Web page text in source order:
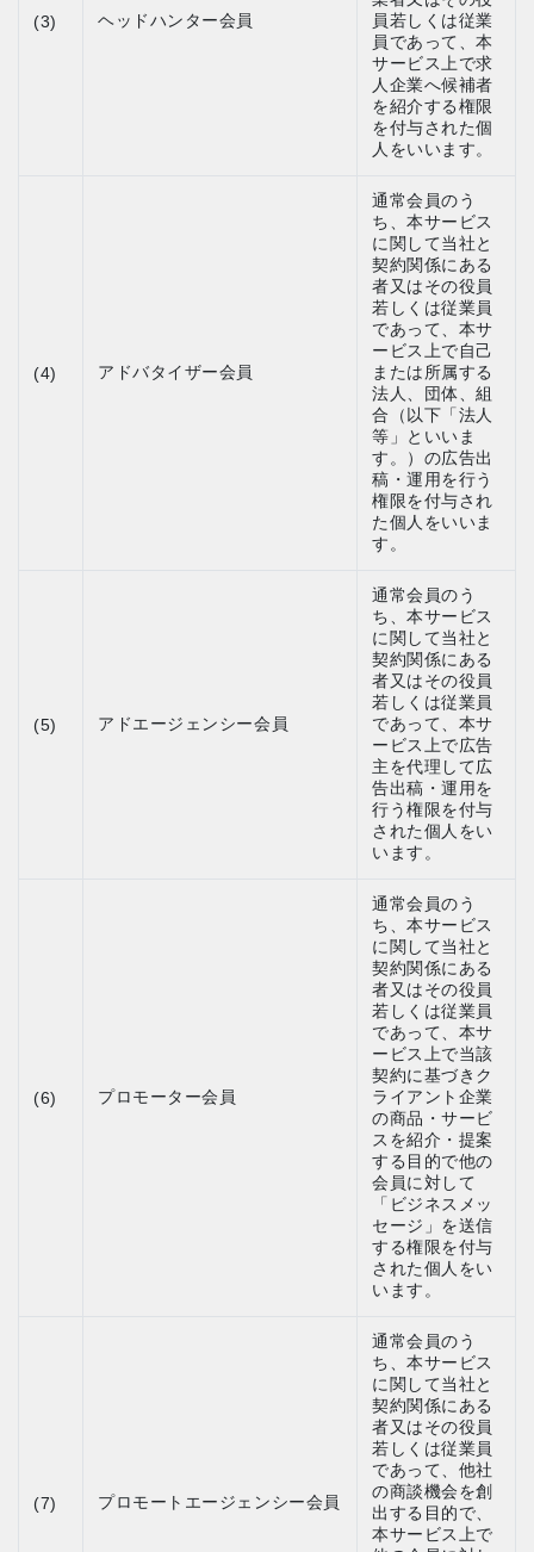
(3) ヘッドハンター会員
員若しくは従業
員であって、本
サービス上で求
人企業へ候補者
を紹介する権限
を付与された個
人をいいます。
(4) アドバタイザー会員
通常会員のう
ち、本サービス
に関して当社と
契約関係にある
者又はその役員
若しくは従業員
であって、本サ
ービス上で自己
または所属する
法人、団体、組
合（以下「法人
等」といいま
す。）の広告出
稿・運用を行う
権限を付与され
た個人をいいま
す。
(5) アドエージェンシー会員
通常会員のう
ち、本サービス
に関して当社と
契約関係にある
者又はその役員
若しくは従業員
であって、本サ
ービス上で広告
主を代理して広
告出稿・運用を
行う権限を付与
された個人をい
います。
(6) プロモーター会員
通常会員のう
ち、本サービス
に関して当社と
契約関係にある
者又はその役員
若しくは従業員
であって、本サ
ービス上で当該
契約に基づきク
ライアント企業
の商品・サービ
スを紹介・提案
する目的で他の
会員に対して
「ビジネスメッ
セージ」を送信
する権限を付与
された個人をい
います。
(7) プロモートエージェンシー会員
通常会員のう
ち、本サービス
に関して当社と
契約関係にある
者又はその役員
若しくは従業員
であって、他社
の商談機会を創
出する目的で、
本サービス上で